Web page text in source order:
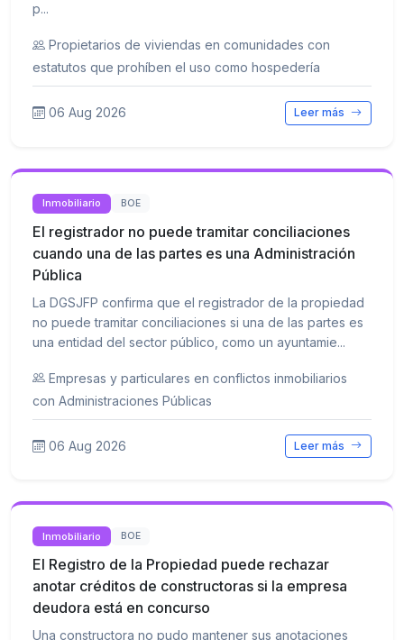
p...
Propietarios de viviendas en comunidades con
estatutos que prohíben el uso como hospedería
06 Aug 2026 Leer más
Inmobiliario BOE
El registrador no puede tramitar conciliaciones
cuando una de las partes es una Administración
Pública
La DGSJFP confirma que el registrador de la propiedad
no puede tramitar conciliaciones si una de las partes es
una entidad del sector público, como un ayuntamie...
Empresas y particulares en conflictos inmobiliarios
con Administraciones Públicas
06 Aug 2026 Leer más
Inmobiliario BOE
El Registro de la Propiedad puede rechazar
anotar créditos de constructoras si la empresa
deudora está en concurso
Una constructora no pudo mantener sus anotaciones